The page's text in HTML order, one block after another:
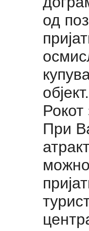
од
објект.
При